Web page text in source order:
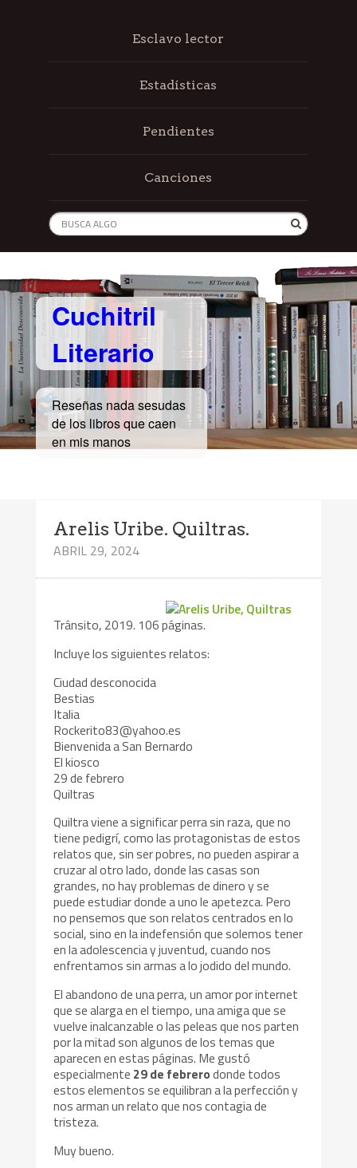
Esclavo lector
Estadísticas
Pendientes
Canciones
Cuchitril
Literario
Reseñas nada sesudas
de los libros que caen
en mis manos
Arelis Uribe. Quiltras.
ABRIL 29, 2024
Tránsito, 2019. 106 páginas.
Incluye los siguientes relatos:
Ciudad desconocida
Bestias
Italia
Rockerito83@yahoo.es
Bienvenida a San Bernardo
El kiosco
29 de febrero
Quiltras
Quiltra viene a significar perra sin raza, que no
tiene pedigrí, como las protagonistas de estos
relatos que, sin ser pobres, no pueden aspirar a
cruzar al otro lado, donde las casas son
grandes, no hay problemas de dinero y se
puede estudiar donde a uno le apetezca. Pero
no pensemos que son relatos centrados en lo
social, sino en la indefensión que solemos tener
en la adolescencia y juventud, cuando nos
enfrentamos sin armas a lo jodido del mundo.
El abandono de una perra, un amor por internet
que se alarga en el tiempo, una amiga que se
vuelve inalcanzable o las peleas que nos parten
por la mitad son algunos de los temas que
aparecen en estas páginas. Me gustó
especialmente 29 de febrerodonde todos
estos elementos se equilibran a la perfección y
nos arman un relato que nos contagia de
tristeza.
Muy bueno.